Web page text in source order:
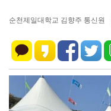
장성군, 불법 하천 점용 '
순천제일대학교 김향주 통신원